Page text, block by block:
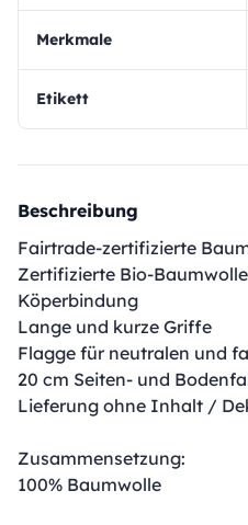
Merkmale
Etikett
Beschreibung
Fairtrade-zertifizierte
Zertifizierte Bio-
Köperbindung
Lange und kurze Griffe
Flagge für neutralen und
20 cm Seiten- und
Lieferung ohne Inhalt /
Zusammensetzung:
100% Baumwolle